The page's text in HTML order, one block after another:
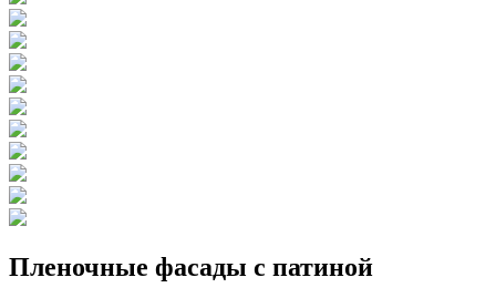
Пленочные фасады с патиной